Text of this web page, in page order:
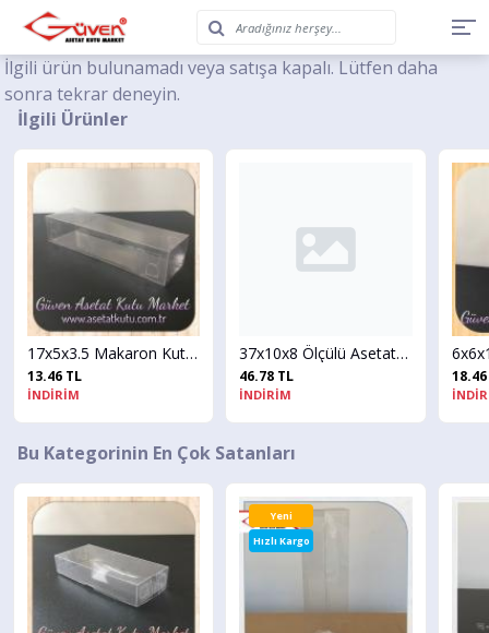
İlgili ürün bulunamadı veya satışa kapalı. Lütfen daha
sonra tekrar deneyin.
İlgili Ürünler
17x5x3.5 Makaron Kutusu
13.46 TL
İNDİRİM
37x10x8 Ölçülü Asetat Kutu (Bebek Kutusu)
46.78 TL
İNDİRİM
Bu Kategorinin En Çok Satanları
Yeni
Hızlı Kargo